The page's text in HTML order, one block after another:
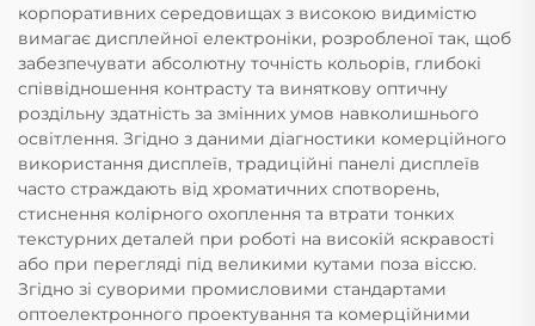
корпоративних середовищах з високою видимістю
вимагає дисплейної електроніки, розробленої так, щоб
забезпечувати абсолютну точність кольорів, глибокі
співвідношення контрасту та виняткову оптичну
роздільну здатність за змінних умов навколишнього
освітлення. Згідно з даними діагностики комерційного
використання дисплеїв, традиційні панелі дисплеїв
часто страждають від хроматичних спотворень,
стиснення колірного охоплення та втрати тонких
текстурних деталей при роботі на високій яскравості
або при перегляді під великими кутами поза віссю.
Згідно зі суворими промисловими стандартами
оптоелектронного проектування та комерційними